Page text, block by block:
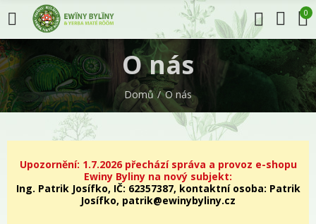
0
O nás
Domů O nás
Upozornění: 1.7.2026 přechází správa a provoz e-shopu
Ewiny Byliny na nový subjekt:
Ing. Patrik Josífko, IČ: 62357387, kontaktní osoba: Patrik
Josífko, patrik@ewinybyliny.cz